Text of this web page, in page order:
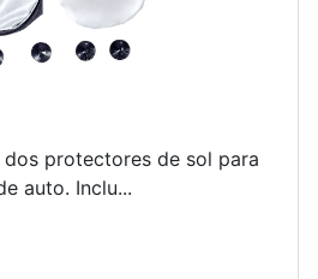
dos protectores de sol para
auto. Inclu...